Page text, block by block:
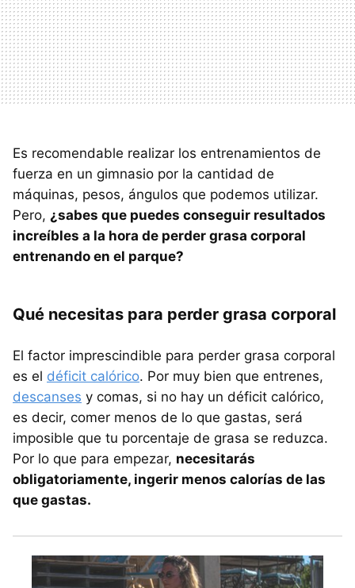
Es recomendable realizar los entrenamientos de
fuerza en un gimnasio por la cantidad de
máquinas, pesos, ángulos que podemos utilizar.
Pero, ¿sabes que puedes conseguir resultados
increíbles a la hora de perder grasa corporal
entrenando en el parque?
Qué necesitas para perder grasa corporal
El factor imprescindible para perder grasa corporal
es el déficit calórico. Por muy bien que entrenes,
descanses y comas, si no hay un déficit calórico,
es decir, comer menos de lo que gastas, será
imposible que tu porcentaje de grasa se reduzca.
Por lo que para empezar, necesitarás
obligatoriamente, ingerir menos calorías de las
que gastas.